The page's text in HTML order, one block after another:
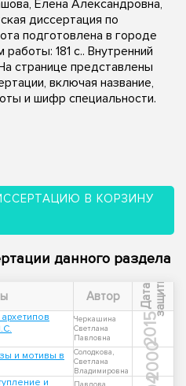
Елена Александровна,
диссертация по
подготовлена в городе
181 с.. Внутренний
странице представлены
включая название,
и шифр специальности.
В КОРЗИНУ
данного раздела
Автор Д
а
т
а
з
а
щ
и
т ы
Черкашина
Светлана
Павловна
2015
и мотивы в
Солодкова,
Светлана
Владимировна
2000
и